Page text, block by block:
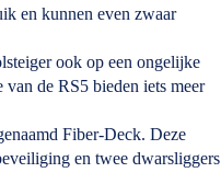
en kunnen even zwaar
ook op een ongelijke
de RS5 bieden iets meer
Fiber-Deck. Deze
en twee dwarsliggers